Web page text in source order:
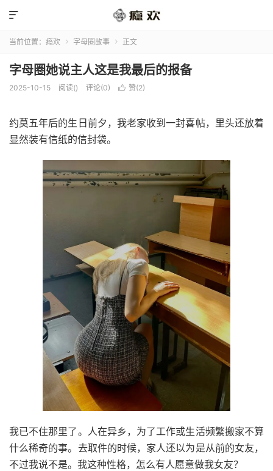

当前位置： 瘾欢  字母圈故事  正文
字母圈她说主人这是我最后的报备
2025-10-15 阅读() 评论(0)  赞(2)
约莫五年后的生日前夕，我老家收到一封喜帖，里头还放着
显然装有信纸的信封袋。
我已不住那里了。人在异乡，为了工作或生活频繁搬家不算
什么稀奇的事。去取件的时候，家人还以为是从前的女友，
不过我说不是。我这种性格，怎么有人愿意做我女友？